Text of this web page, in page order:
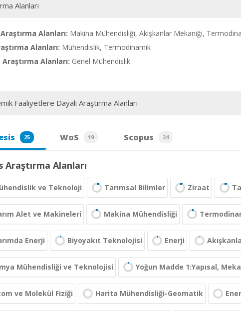
Alanları
Alanları: Makina Mühendisliği, Akışkanlar Mekaniği,
Alanları: Mühendislik, Termodinamik
Araştırma Alanları: Genel Mühendislik
Faaliyetlere Dayalı Araştırma Alanları
25 WoS 19 Scopus 24
Araştırma Alanları
ve Teknoloji Tarımsal Bilimler Ziraat
Alet ve Makineleri Makina Mühendisliği
Enerji Biyoyakıt Teknolojisi Enerji
Mühendisliği ve Teknolojisi Yoğun Madde 1:Yapısal,
ve Molekül Fiziği Harita Mühendisliği-Geomatik